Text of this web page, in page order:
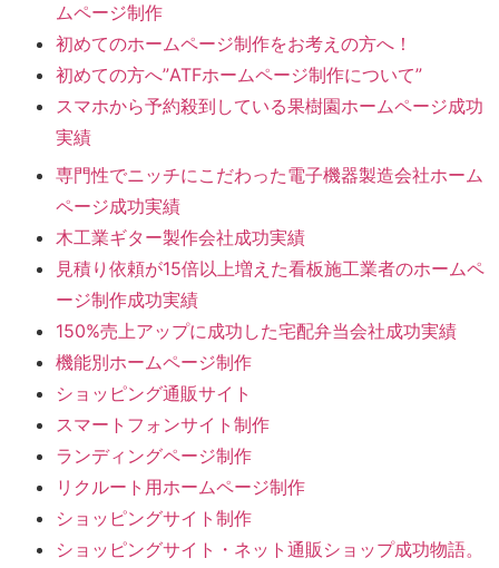
ムページ制作
初めてのホームページ制作をお考えの方へ！
初めての方へ”ATFホームページ制作について”
スマホから予約殺到している果樹園ホームページ成功
実績
専門性でニッチにこだわった電子機器製造会社ホーム
ページ成功実績
木工業ギター製作会社成功実績
見積り依頼が15倍以上増えた看板施工業者のホームペ
ージ制作成功実績
150%売上アップに成功した宅配弁当会社成功実績
機能別ホームページ制作
ショッピング通販サイト
スマートフォンサイト制作
ランディングページ制作
リクルート用ホームページ制作
ショッピングサイト制作
ショッピングサイト・ネット通販ショップ成功物語。